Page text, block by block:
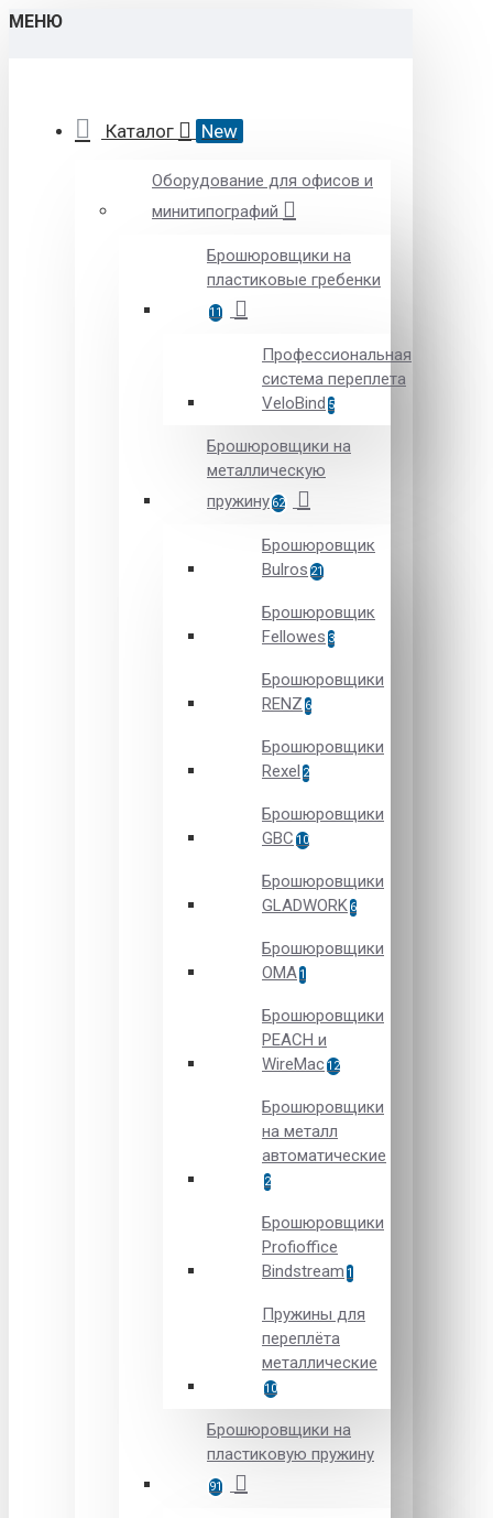
МЕНЮ
Каталог New
Оборудование для офисов и
минитипографий
Брошюровщики на
пластиковые гребенки
11
Профессиональная
система переплета
VeloBind 5
Брошюровщики на
металлическую
пружину62
Брошюровщик
Bulros 21
Брошюровщик
Fellowes 3
Брошюровщики
RENZ 6
Брошюровщики
Rexel 2
Брошюровщики
GBC 10
Брошюровщики
GLADWORK 6
Брошюровщики
OMA 1
Брошюровщики
PEACH и
WireMac 12
Брошюровщики
на металл
автоматические
2
Брошюровщики
Рrofioffice
Вindstream 1
Пружины для
переплёта
металлические
10
Брошюровщики на
пластиковую пружину
91